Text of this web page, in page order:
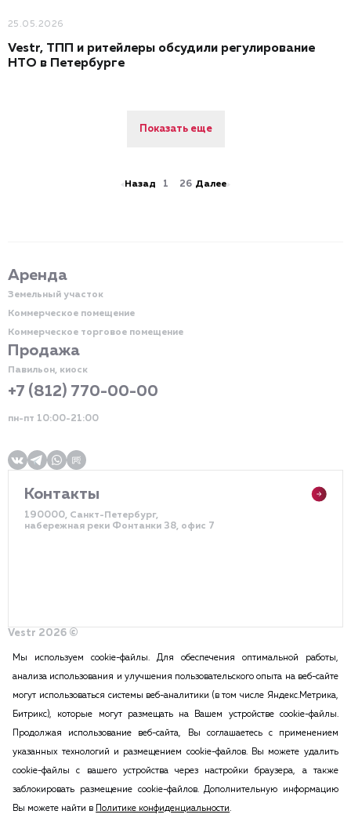
25.05.2026
Vestr, ТПП и ритейлеры обсудили регулирование
НТО в Петербурге
Показать еще
Назад 1 26 Далее
Аренда
Земельный участок
Коммерческое помещение
Коммерческое торговое помещение
Продажа
Павильон, киоск
+7 (812) 770-00-00
пн-пт 10:00-21:00
Контакты
190000, Санкт-Петербург,
набережная реки Фонтанки 38, офис 7
Vestr 2026 ©
Разработка сайта – DDQ
2015-2026 Vestr – КОММЕРЧЕСКАЯ НЕДВИЖИМОСТЬ В САНКТ
ПЕТЕРБУРГЕ И ЛЕНИНГРАДСКОЙ ОБЛАСТИ
ПОЛИТИКА КОНФИДЕНЦИАЛЬНОСТИ
Вся информация, размещенная на данном сайте, ни при каких
обстоятельствах не может признаваться публичной офертой в соответствии
с п.2 ст.437 Гражданского кодекса РФ. Копирование и воспроизведение
материалов этого сайта возможна только с согласия администрации сайта.
Мы используем cookie-файлы. Для обеспечения оптимальной работы,
анализа использования и улучшения пользовательского опыта на веб-сайте
могут использоваться системы веб-аналитики (в том числе Яндекс.Метрика,
Битрикс), которые могут размещать на Вашем устройстве cookie-файлы.
Продолжая использование веб-сайта, Вы соглашаетесь с применением
указанных технологий и размещением cookie-файлов. Вы можете удалить
cookie-файлы с вашего устройства через настройки браузера, а также
заблокировать размещение cookie-файлов. Дополнительную информацию
Вы можете найти в Политике конфиденциальности